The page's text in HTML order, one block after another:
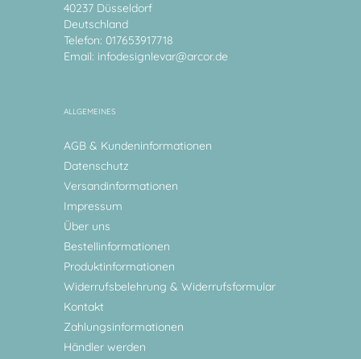
40237 Düsseldorf
Deutschland
Telefon: 017653917718
Email: infodesignlevar@arcor.de
ALLGEMEINES
AGB & Kundeninformationen
Datenschutz
Versandinformationen
Impressum
Über uns
Bestellinformationen
Produktinformationen
Widerrufsbelehrung & Widerrufsformular
Kontakt
Zahlungsinformationen
Händler werden